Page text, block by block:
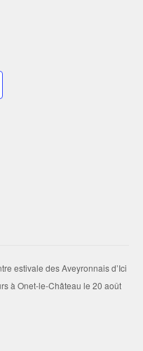
estivale des Aveyronnais d’Ici
à Onet-le-Château le 20 août